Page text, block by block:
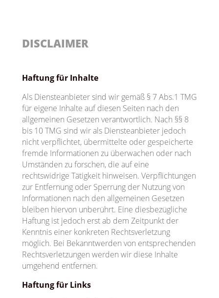
DISCLAIMER
Haftung für Inhalte
Als Diensteanbieter sind wir gemäß § 7 Abs.1 TMG
für eigene Inhalte auf diesen Seiten nach den
allgemeinen Gesetzen verantwortlich. Nach §§ 8
bis 10 TMG sind wir als Diensteanbieter jedoch
nicht verpflichtet, übermittelte oder gespeicherte
fremde Informationen zu überwachen oder nach
Umständen zu forschen, die auf eine
rechtswidrige Tätigkeit hinweisen. Verpflichtungen
zur Entfernung oder Sperrung der Nutzung von
Informationen nach den allgemeinen Gesetzen
bleiben hiervon unberührt. Eine diesbezügliche
Haftung ist jedoch erst ab dem Zeitpunkt der
Kenntnis einer konkreten Rechtsverletzung
möglich. Bei Bekanntwerden von entsprechenden
Rechtsverletzungen werden wir diese Inhalte
umgehend entfernen.
Haftung für Links